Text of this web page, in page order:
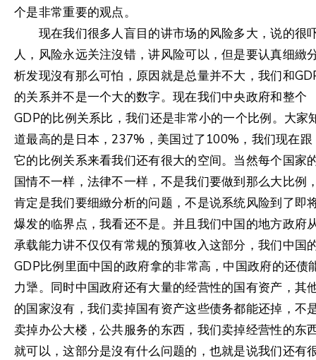
个是非常重要的观点。
现在我们很多人盲目的讲市场的风险多大，说的很
人，风险永远关注沒错，讲风险可以，但是要认真细緻
析发现沒有那么可怕，原因就是总量并不大，我们和
的关系并不是一个大的数字。现在我们中央政府和整个
GDP的比例关系比，我们还是非常小的一个比例。大家
道最高的是日本，237%，美国过了100%，我们现在跟
它的比例关系来看我们还有很大的空间。当然每个国家
国情不一样，法律不一样，不是我们要做到那么大比例
肯定是我们要细緻分析的问题，不是说系统风险到了即
爆发的临界点，我看还不是。并且我们中国的地方政府
承载能力讲不仅仅有常规的预算收入这部分，我们中国
GDP比例里面中国的政府拿的非常高，中国政府的还债
力犟。同时中国政府还有大量的经营性的国有资产，其
的国家沒有，我们卖掉国有资产这些债务都能还掉，不
卖掉办公大楼，公共服务的东西，我们卖掉经营性的东
就可以，这部分是沒有什么问题的，也就是说我们还有